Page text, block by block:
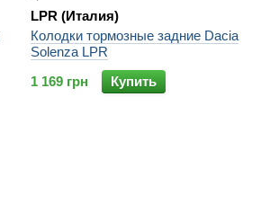
LPR (Италия)
Колодки тормозные задние Dacia
Solenza LPR
1 169 грн
Купить